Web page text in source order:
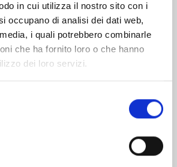
in cui utilizza il nostro sito con i
occupano di analisi dei dati web,
i quali potrebbero combinarle
che ha fornito loro o che hanno
dei loro servizi.